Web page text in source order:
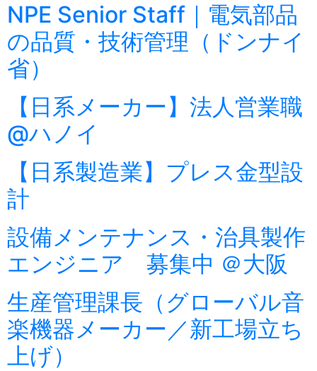
NPE Senior Staff｜電気部品
の品質・技術管理（ドンナイ
省）
【日系メーカー】法人営業職
@ハノイ
【日系製造業】プレス金型設
計
設備メンテナンス・治具製作
エンジニア 募集中 ＠大阪
生産管理課長（グローバル音
楽機器メーカー／新工場立ち
上げ）